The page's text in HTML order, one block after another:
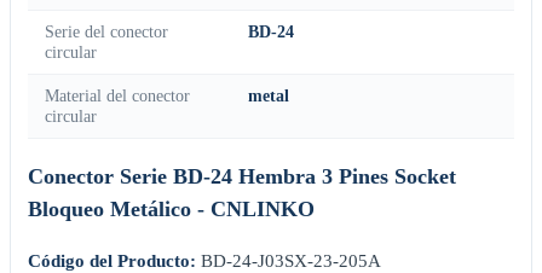
Serie del conector
circular
BD-24
Material del conector
circular
metal
Conector Serie BD-24 Hembra 3 Pines Socket
Bloqueo Metálico - CNLINKO
Código del Producto: BD-24-J03SX-23-205A